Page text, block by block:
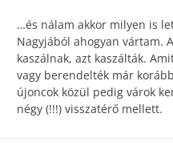
…és nálam akkor milyen is
Nagyjából ahogyan vártam.
kaszálnak, azt kaszálták.
vagy berendelték már
újoncok közül pedig várok
négy (!!!) visszatérő mellett.